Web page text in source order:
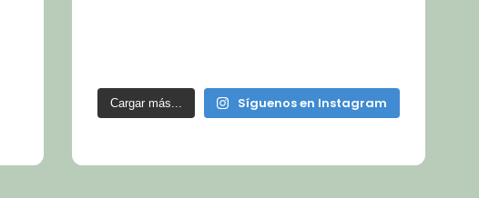
Cargar más... Síguenos en Instagram